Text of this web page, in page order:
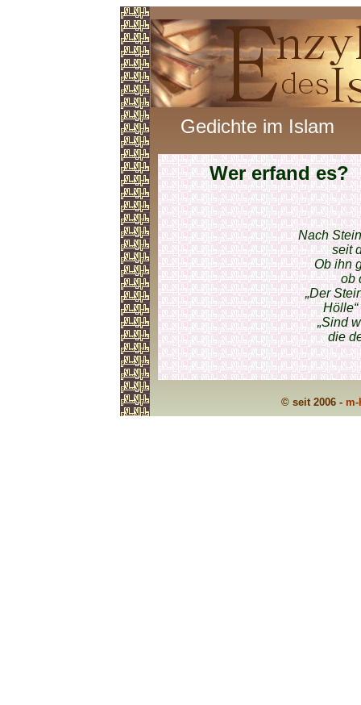
Gedichte im Islam
Wer erfand es?
Nach
seit
Ob ihn
ob
„Der
„Sind
die
© seit 2006 -